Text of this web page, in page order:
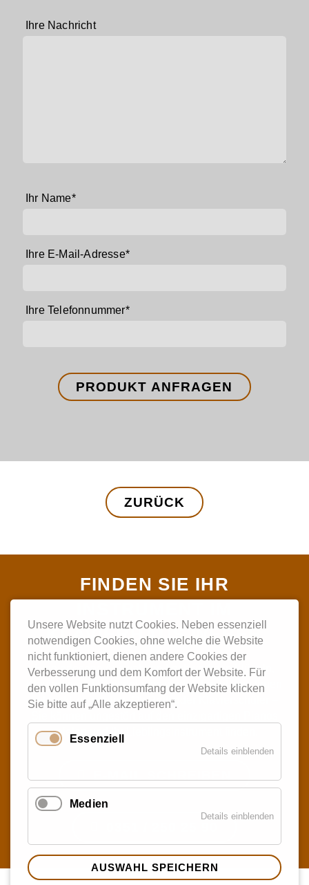
Ihre Nachricht
Pflichtfeld
Ihr Name*
Pflichtfeld
Ihre E-Mail-Adresse*
Pflichtfeld
Ihre Telefonnummer*
PRODUKT ANFRAGEN
ZURÜCK
FINDEN SIE IHR
KLAVIERHAUS WEBER
Eine erlesene Auswahl an hochwertigen Flügeln,
Klavieren und Digitalpianos wartet darauf, von Ihnen
entdeckt zu werden. Ob Profi oder Klavierschüler –
spielen und Ihr Lieblingsinstrument finden.
Unsere Website nutzt Cookies. Neben essenziell
notwendigen Cookies, ohne welche die Website
nicht funktioniert, dienen andere Cookies der
Verbesserung und dem Komfort der Website. Für
den vollen Funktionsumfang der Website klicken
Sie bitte auf „Alle akzeptieren“.
Essenziell
Details einblenden
Medien
Details einblenden
AUSWAHL SPEICHERN